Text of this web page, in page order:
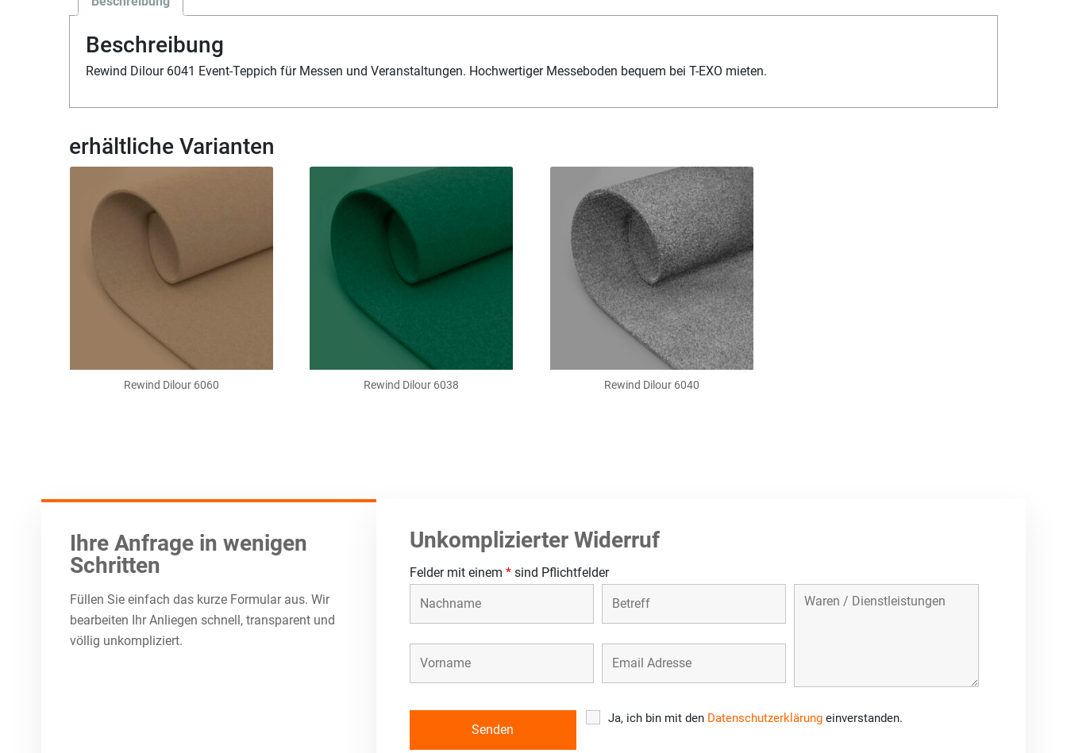
Beschreibung
Rewind Dilour 6041 Event-Teppich für Messen und Veranstaltungen. Hochwertiger Messeboden bequem bei T-EXO mieten.
erhältliche Varianten
Rewind Dilour 6060 Rewind Dilour 6038 Rewind Dilour 6040
Ihre Anfrage in wenigen
Schritten
Füllen Sie einfach das kurze Formular aus. Wir
bearbeiten Ihr Anliegen schnell, transparent und
völlig unkompliziert.
Unkomplizierter Widerruf
Felder mit einem *sind Pflichtfelder
Ja, ich bin mit den Datenschutzerklärungeinverstanden.